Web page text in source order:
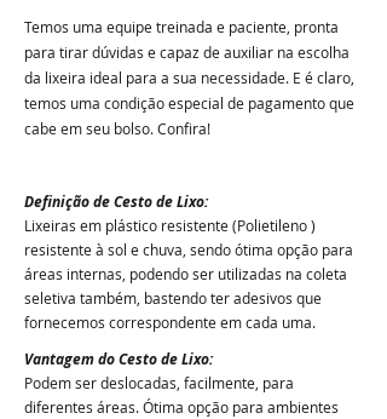
Temos uma equipe treinada e paciente, pronta
para tirar dúvidas e capaz de auxiliar na escolha
da lixeira ideal para a sua necessidade. E é claro,
temos uma condição especial de pagamento que
cabe em seu bolso. Confira!
Definição de Cesto de Lixo:
Lixeiras em plástico resistente (Polietileno )
resistente à sol e chuva, sendo ótima opção para
áreas internas, podendo ser utilizadas na coleta
seletiva também, bastendo ter adesivos que
fornecemos correspondente em cada uma.
Vantagem doCesto de Lixo:
Podem ser deslocadas, facilmente, para
diferentes áreas. Ótima opção para ambientes